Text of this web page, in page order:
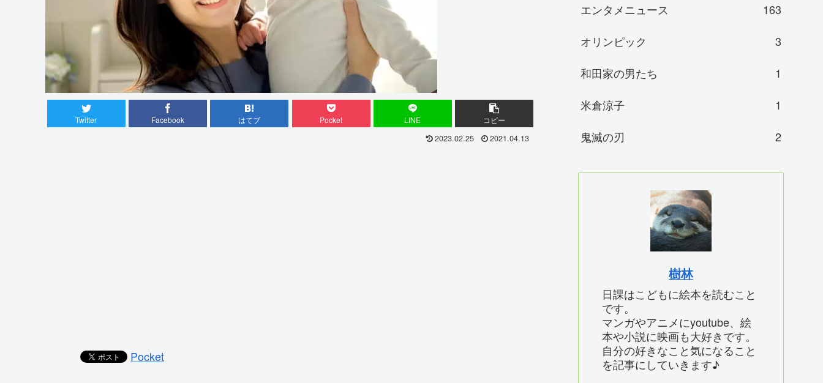
Twitter Facebook はてブ Pocket LINE コピー
2023.02.25 2021.04.13
Pocket
エンタメニュース
163
オリンピック
3
和田家の男たち
1
米倉涼子
1
鬼滅の刃
2
樹林
日課はこどもに絵本を読むこと
です。
マンガやアニメにyoutube、絵
本や小説に映画も大好きです。
自分の好きなこと気になること
を記事にしていきます♪